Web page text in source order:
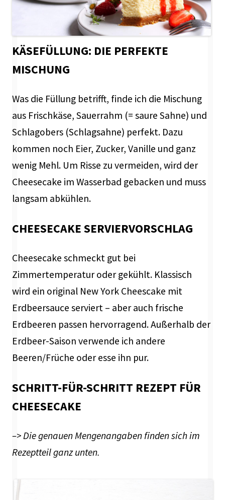
KÄSEFÜLLUNG: DIE PERFEKTE
MISCHUNG
Was die Füllung betrifft, finde ich die Mischung
aus Frischkäse, Sauerrahm (= saure Sahne) und
Schlagobers (Schlagsahne) perfekt. Dazu
kommen noch Eier, Zucker, Vanille und ganz
wenig Mehl. Um Risse zu vermeiden, wird der
Cheesecake im Wasserbad gebacken und muss
langsam abkühlen.
CHEESECAKE SERVIERVORSCHLAG
Cheesecake schmeckt gut bei
Zimmertemperatur oder gekühlt. Klassisch
wird ein original New York Cheescake mit
Erdbeersauce serviert – aber auch frische
Erdbeeren passen hervorragend. Außerhalb der
Erdbeer-Saison verwende ich andere
Beeren/Früche oder esse ihn pur.
SCHRITT-FÜR-SCHRITT REZEPT FÜR
CHEESECAKE
–> Die genauen Mengenangaben finden sich im
Rezeptteil ganz unten.